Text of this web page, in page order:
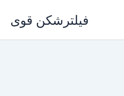
فیلترشکن قوی